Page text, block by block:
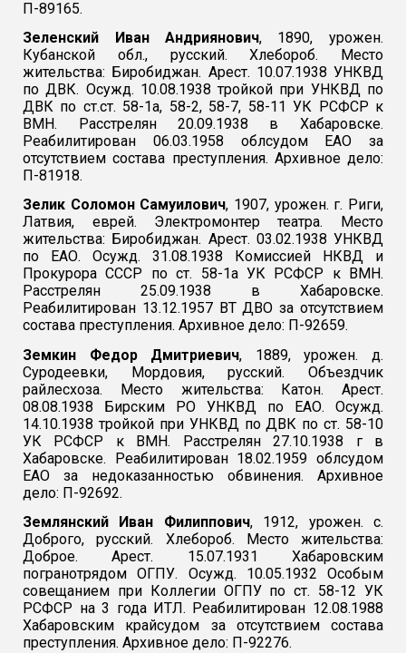
П-89165.
Зеленский Иван Андриянович, 1890, урожен.
Кубанской обл., русский. Хлебороб. Место
жительства: Биробиджан. Арест. 10.07.1938 УНКВД
по ДВК. Осужд. 10.08.1938 тройкой при УНКВД по
ДВК по ст.ст. 58-1а, 58-2, 58-7, 58-11 УК РСФСР к
ВМН. Расстрелян 20.09.1938 в Хабаровске.
Реабилитирован 06.03.1958 облсудом ЕАО за
отсутствием состава преступления. Архивное дело:
П-81918.
Зелик Соломон Самуилович, 1907, урожен. г. Риги,
Латвия, еврей. Электромонтер театра. Место
жительства: Биробиджан. Арест. 03.02.1938 УНКВД
по ЕАО. Осужд. 31.08.1938 Комиссией НКВД и
Прокурора СССР по ст. 58-1а УК РСФСР к ВМН.
Расстрелян 25.09.1938 в Хабаровске.
Реабилитирован 13.12.1957 ВТ ДВО за отсутствием
состава преступления. Архивное дело: П-92659.
Земкин Федор Дмитриевич, 1889, урожен. д.
Суродеевки, Мордовия, русский. Объездчик
райлесхоза. Место жительства: Катон. Арест.
08.08.1938 Бирским РО УНКВД по ЕАО. Осужд.
14.10.1938 тройкой при УНКВД по ДВК по ст. 58-10
УК РСФСР к ВМН. Расстрелян 27.10.1938 г в
Хабаровске. Реабилитирован 18.02.1959 облсудом
ЕАО за недоказанностью обвинения. Архивное
дело: П-92692.
Землянский Иван Филиппович, 1912, урожен. с.
Доброго, русский. Хлебороб. Место жительства:
Доброе. Арест. 15.07.1931 Хабаровским
погранотрядом ОГПУ. Осужд. 10.05.1932 Особым
совещанием при Коллегии ОГПУ по ст. 58-12 УК
РСФСР на 3 года ИТЛ. Реабилитирован 12.08.1988
Хабаровским крайсудом за отсутствием состава
преступления. Архивное дело: П-92276.